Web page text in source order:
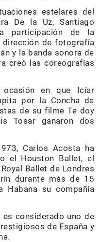
estelares del
De la Uz, Santiago
participación de la
dirección de fotografía
y la banda sonora de
creó las coreografías
en que Icíar
por la Concha de
de su filme Te doy
Tosar ganaron dos
Carlos Acosta ha
el Houston Ballet, el
Ballet de Londres
durante más de 15
Habana su compañía
es considerado uno de
de España y